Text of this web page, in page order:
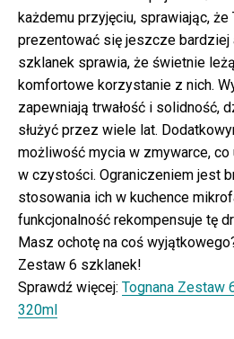
każdemu przyjęciu, sprawiając, że
prezentować się jeszcze bardziej
szklanek sprawia, że świetnie
komfortowe korzystanie z nich.
zapewniają trwałość i solidność,
służyć przez wiele lat.
możliwość mycia w zmywarce, co
w czystości. Ograniczeniem jest
stosowania ich w kuchence
funkcjonalność rekompensuje tę
Masz ochotę na coś
Zestaw 6 szklanek!
Sprawdź więcej: Tognana Zestaw
320ml